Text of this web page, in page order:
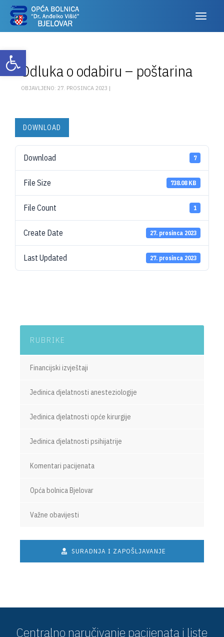
Otvori alatnu traku
Odluka o odabiru – poštarina
OBJAVLJENO: 27. PROSINCA 2023 |
DOWNLOAD
Download 7
File Size 738.08 KB
File Count 1
Create Date 27. prosinca 2023
Last Updated 27. prosinca 2023
RUBRIKE
Financijski izvještaji
Jedinica djelatnosti anesteziologije
Jedinica djelatnosti opće kirurgije
Jedinica djelatnosti psihijatrije
Komentari pacijenata
Opća bolnica Bjelovar
Važne obavijesti
SURADNJA I ZAPOŠLJAVANJE
Centralno naručivanje pacijenata i liste